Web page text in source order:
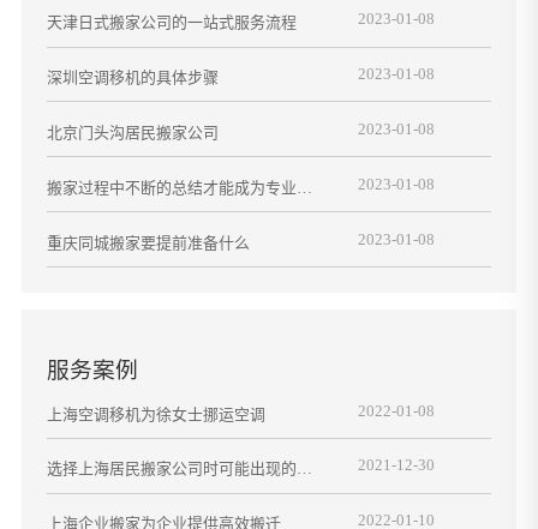
天津日式搬家公司的一站式服务流程 2023-01-08
深圳空调移机的具体步骤 2023-01-08
北京门头沟居民搬家公司 2023-01-08
搬家过程中不断的总结才能成为专业搬
家
2023-01-08
重庆同城搬家要提前准备什么 2023-01-08
服务案例
上海空调移机为徐女士挪运空调 2022-01-08
选择上海居民搬家公司时可能出现的问
题有哪些？
2021-12-30
上海企业搬家为企业提供高效搬迁 2022-01-10